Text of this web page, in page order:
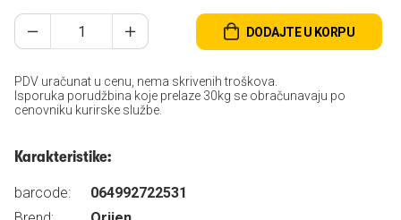
DODAJTE U KORPU
PDV uračunat u cenu, nema skrivenih troškova.
Isporuka porudžbina koje prelaze 30kg se obračunavaju po
cenovniku kurirske službe.
Karakteristike:
barcode:
064992722531